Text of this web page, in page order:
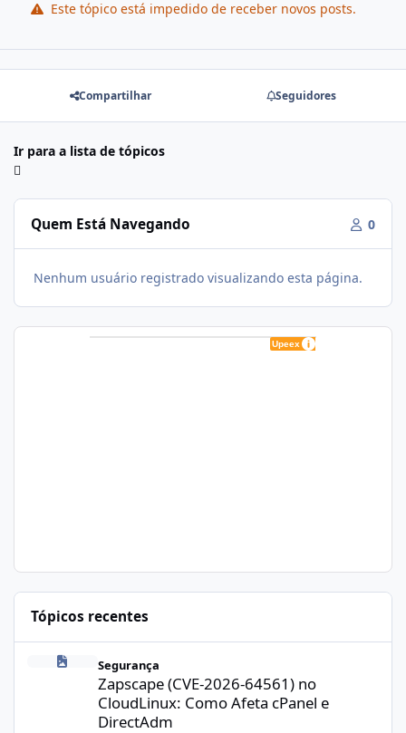
Este tópico está impedido de receber novos posts.
Compartilhar Seguidores
Ir para a lista de tópicos
Quem Está Navegando 0
Nenhum usuário registrado visualizando esta página.
Tópicos recentes
Zapscape (CVE-2026-64561) no CloudLinux: Como Afeta cPanel
Segurança
Zapscape (CVE-2026-64561) no
CloudLinux: Como Afeta cPanel e
DirectAdm